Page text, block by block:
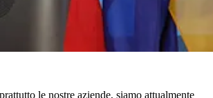
le nostre aziende, siamo attualmente